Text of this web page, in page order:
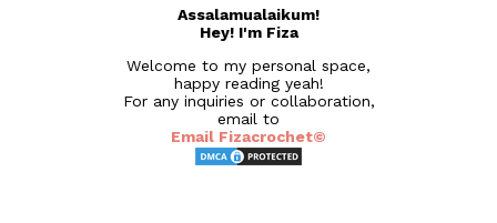
Assalamualaikum!
Hey! I'm Fiza
Welcome to my personal space,
happy reading yeah!
For any inquiries or collaboration,
email to
Email Fizacrochet©